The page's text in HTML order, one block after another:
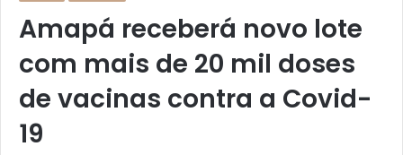
Amapá receberá novo lote
com mais de 20 mil doses
de vacinas contra a Covid-
19